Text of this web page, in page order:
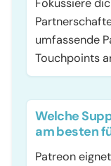
umfassende
Touchpoints
Welche
am besten
Patreon